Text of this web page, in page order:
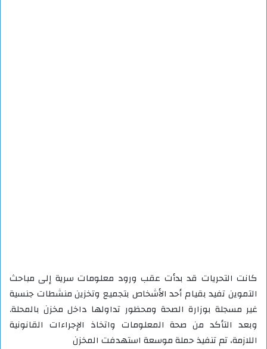
كانت التحريات قد بدأت عقب ورود معلومات سرية إلى مباحث
التموين تفيد بقيام أحد الأشخاص بتجميع وتخزين منشطات جنسية
غير مسجلة بوزارة الصحة ومحظور تداولها داخل مخزن بالمحلة.
وبعد التأكد من صحة المعلومات واتخاذ الإجراءات القانونية
اللازمة، تم تنفيذ حملة موسعة استهدفت المخزن